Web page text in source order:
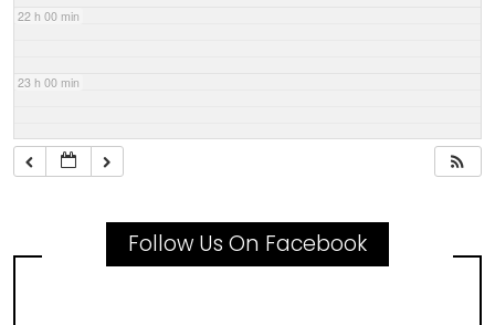
22 h 00 min
23 h 00 min
Follow Us On Facebook